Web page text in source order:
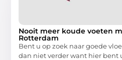
Nooit meer koude voeten
Rotterdam
Bent u op zoek naar goede
dan niet verder want hier bent